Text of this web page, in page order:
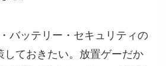
バッテリー・セキュリティの
しておきたい。放置ゲーだか